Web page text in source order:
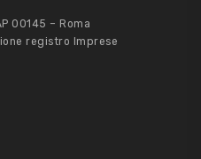
00145 – Roma
registro Imprese